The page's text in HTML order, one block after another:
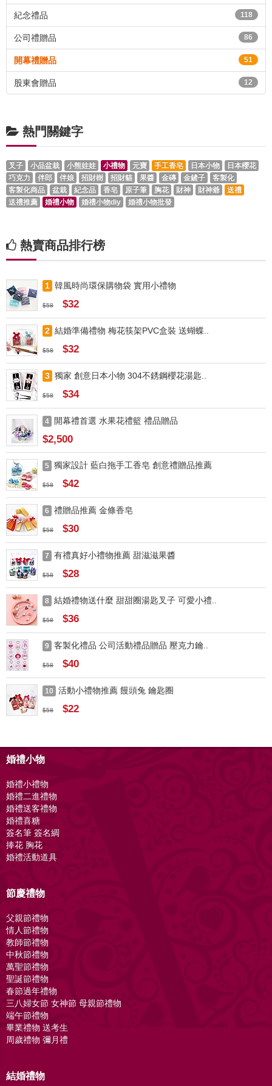
紀念禮品 118
公司禮贈品 86
開幕禮贈品 51
股東會贈品 12
熱門關鍵字
叉子 小品盆栽 小熊娃娃 小禮物 元寶 手工香皂 日本小物
日本櫻花
巧克力
伴郎 伴娘 招財樹 招財貓 果醬 金磚 金鏟子
客製化
客製化商品
盆栽 紀念品 香皂 原子筆 胸花 財神 財神爺
送禮
送禮推薦
婚禮小物 婚禮小物diy 婚禮小物批發
熱賣商品排行榜
1 韓風時尚環保購物袋 實用小禮物
$58 $32
2 結婚準備禮物 梅花筷架PVC盒裝 送蝴蝶..
$58 $32
3 獨家 創意日本小物 304不銹鋼櫻花湯匙..
$58 $34
4 開幕禮首選 水果花禮籃 禮品贈品
$2,500
5 獨家設計 藍白拖手工香皂 創意禮贈品推薦
$58 $42
6 禮贈品推薦 金條香皂
$58 $30
7 有禮真好小禮物推薦 甜滋滋果醬
$58 $28
8 結婚禮物送什麼 甜甜圈湯匙叉子 可愛小禮..
$58 $36
9 客製化禮品 公司活動禮品贈品 壓克力鑰..
$58 $40
10 活動小禮物推薦 饅頭兔 鑰匙圈
$58 $22
婚禮小物
婚禮小禮物
婚禮二進禮物
婚禮送客禮物
婚禮喜糖
簽名筆 簽名綢
捧花 胸花
婚禮活動道具
節慶禮物
父親節禮物
情人節禮物
教師節禮物
中秋節禮物
萬聖節禮物
聖誕節禮物
春節過年禮物
三八婦女節 女神節 母親節禮物
端午節禮物
畢業禮物 送考生
周歲禮物 彌月禮
結婚禮物